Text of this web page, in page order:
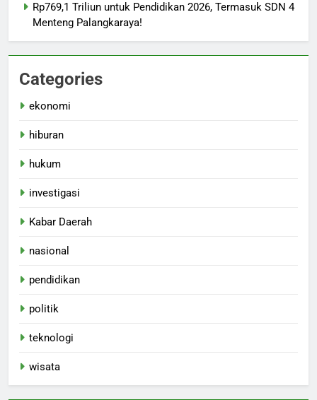
Rp769,1 Triliun untuk Pendidikan 2026, Termasuk SDN 4
Menteng Palangkaraya!
Categories
ekonomi
hiburan
hukum
investigasi
Kabar Daerah
nasional
pendidikan
politik
teknologi
wisata